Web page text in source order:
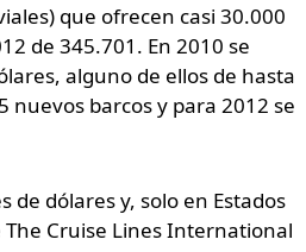
que ofrecen casi 30.000
de 345.701. En 2010 se
alguno de ellos de hasta
nuevos barcos y para 2012 se
de dólares y, solo en Estados
Cruise Lines International